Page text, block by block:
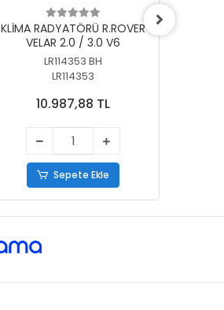
KLİMA RADYATÖRÜ R.ROVER
VELAR 2.0 / 3.0 V6
LR114353 BH
LR114353
10.987,88 TL
Sepete Ekle